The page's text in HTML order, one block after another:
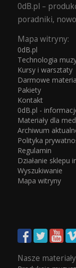
0dB.pl –
poradniki,
Mapa witryny:
0dB.pl
Technologia
Kursy i warsztaty
Darmowe
Pakiety
Kontakt
0dB.pl -
Materiały dla
Archiwum
Polityka
Regulamin
Działanie sklepu
Wyszukiwanie
Mapa witryny
Nasze